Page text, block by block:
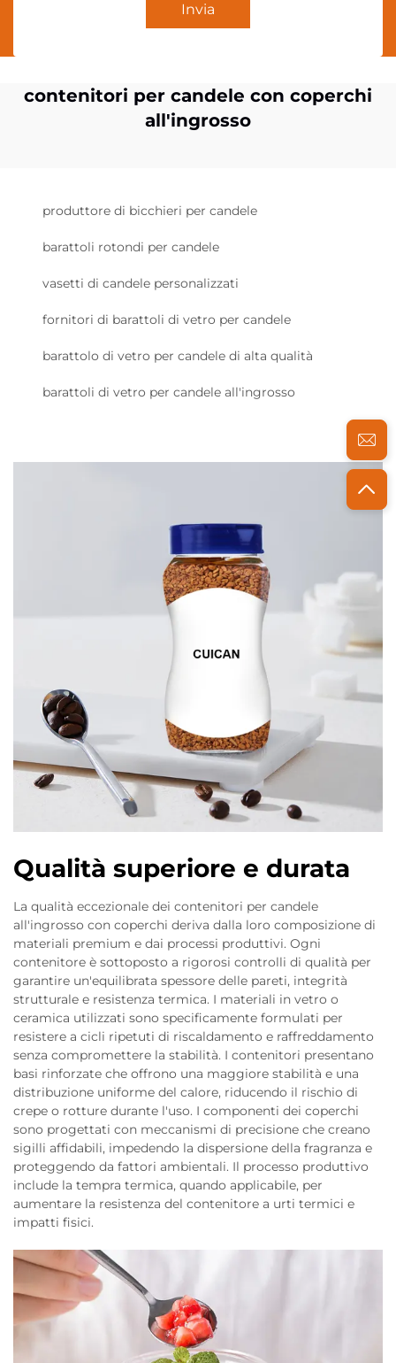
Invia
contenitori per candele con coperchi
all'ingrosso
produttore di bicchieri per candele
barattoli rotondi per candele
vasetti di candele personalizzati
fornitori di barattoli di vetro per candele
barattolo di vetro per candele di alta qualità
barattoli di vetro per candele all'ingrosso
Qualità superiore e durata
La qualità eccezionale dei contenitori per candele
all'ingrosso con coperchi deriva dalla loro composizione di
materiali premium e dai processi produttivi. Ogni
contenitore è sottoposto a rigorosi controlli di qualità per
garantire un'equilibrata spessore delle pareti, integrità
strutturale e resistenza termica. I materiali in vetro o
ceramica utilizzati sono specificamente formulati per
resistere a cicli ripetuti di riscaldamento e raffreddamento
senza compromettere la stabilità. I contenitori presentano
basi rinforzate che offrono una maggiore stabilità e una
distribuzione uniforme del calore, riducendo il rischio di
crepe o rotture durante l'uso. I componenti dei coperchi
sono progettati con meccanismi di precisione che creano
sigilli affidabili, impedendo la dispersione della fragranza e
proteggendo da fattori ambientali. Il processo produttivo
include la tempra termica, quando applicabile, per
aumentare la resistenza del contenitore a urti termici e
impatti fisici.